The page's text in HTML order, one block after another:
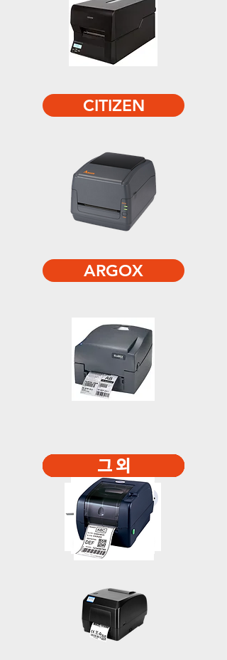
CITIZEN
ARGOX
GODEX
TEC
CMM
TSC
Xprinter
그 외